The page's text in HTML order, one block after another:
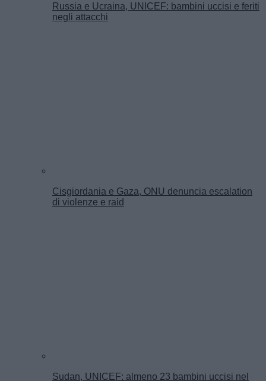
Russia e Ucraina, UNICEF: bambini uccisi e feriti
negli attacchi
Cisgiordania e Gaza, ONU denuncia escalation
di violenze e raid
Sudan, UNICEF: almeno 23 bambini uccisi nel